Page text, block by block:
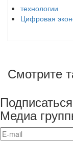
технологии
Цифровая
Смотрите
Медиа